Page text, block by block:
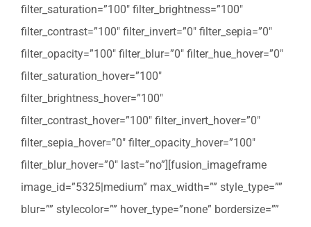
filter_saturation=”100″ filter_brightness=”100″
filter_contrast=”100″ filter_invert=”0″ filter_sepia=”0″
filter_opacity=”100″ filter_blur=”0″ filter_hue_hover=”0″
filter_saturation_hover=”100″
filter_brightness_hover=”100″
filter_contrast_hover=”100″ filter_invert_hover=”0″
filter_sepia_hover=”0″ filter_opacity_hover=”100″
filter_blur_hover=”0″ last=”no”][fusion_imageframe
image_id=”5325|medium” max_width=”” style_type=””
blur=”” stylecolor=”” hover_type=”none” bordersize=””